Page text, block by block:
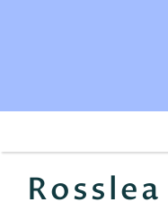
Rosslea